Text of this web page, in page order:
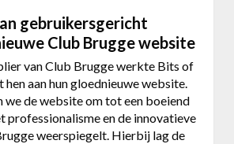
gebruikersgericht
Club Brugge website
van Club Brugge werkte Bits of
hen aan hun gloednieuwe website.
we de website om tot een boeiend
professionalisme en de innovatieve
weerspiegelt. Hierbij lag de